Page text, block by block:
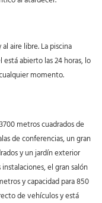
aire libre. La piscina
abierto las 24 horas, lo
momento.
metros cuadrados de
de conferencias, un gran
y un jardín exterior
el gran salón
y capacidad para 850
de vehículos y está